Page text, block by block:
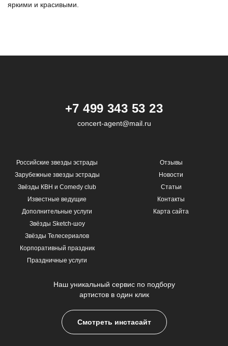
яркими и красивыми.
+7 499 343 53 23
concert-agent@mail.ru
Российские звезды эстрады
Зарубежные звезды эстрады
Звёзды КВН и Comedy club
Известные ведущие
Дополнительные услуги
Звёзды Sketch-шоу
Звёзды Телесериалов
Корпоративный праздник
Праздничные услуги
Отзывы
Новости
Статьи
Контакты
Карта сайта
Наш уникальный сервис по подбору
артистов в один клик
Смотреть инстасайт